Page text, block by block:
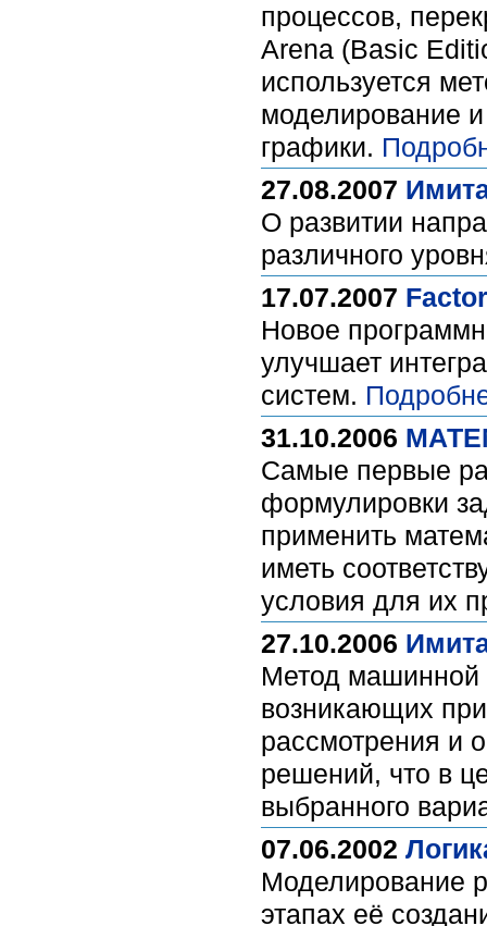
процессов,
Arena (Basic
используется
моделирование
графики.
27.08.2007
О развитии
различного
17.07.2007
Новое
улучшает
систем.
31.10.2006
Cамые первые
формулировки
применить
иметь
условия для их
27.10.2006
Метод машинной
возникающих
рассмотрения и
решений, что в
выбранного
07.06.2002
Моделирование
этапах её